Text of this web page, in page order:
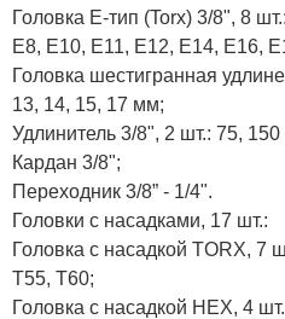
Головка E-тип (Torx) 3/8", 8 шт.:
E8, E10, E11, E12, E14, E16,
Головка шестигранная
13, 14, 15, 17 мм;
Удлинитель 3/8", 2 шт.: 75,
Кардан 3/8";
Переходник 3/8” - 1/4".
Головки с насадками, 17 шт.:
Головка с насадкой TORX, 7
T55, T60;
Головка с насадкой HEX, 4